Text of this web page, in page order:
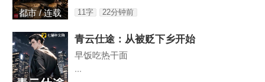
都市 / 连载 11字 22分钟前
青云仕途：从被贬下乡开始
早饭吃热干面
...